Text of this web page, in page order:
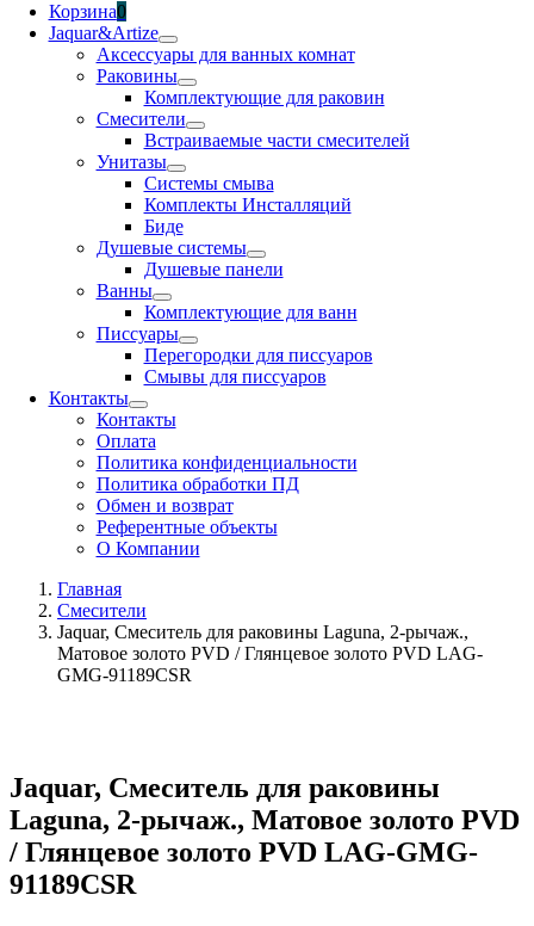
Корзина0
Jaquar&Artize
Аксессуары для ванных комнат
Раковины
Комплектующие для раковин
Смесители
Встраиваемые части смесителей
Унитазы
Системы смыва
Комплекты Инсталляций
Биде
Душевые системы
Душевые панели
Ванны
Комплектующие для ванн
Писсуары
Перегородки для писсуаров
Смывы для писсуаров
Контакты
Контакты
Оплата
Политика конфиденциальности
Политика обработки ПД
Обмен и возврат
Референтные объекты
О Компании
Главная
Смесители
Jaquar, Смеситель для раковины Laguna, 2-рычаж.,
Матовое золото PVD / Глянцевое золото PVD LAG-
GMG-91189CSR
Jaquar, Смеситель для раковины
Laguna, 2-рычаж., Матовое золото PVD
/ Глянцевое золото PVD LAG-GMG-
91189CSR